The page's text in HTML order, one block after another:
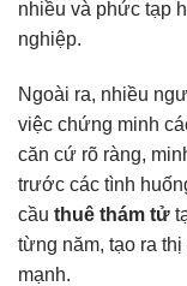
nhiều và phức tạp
nghiệp.
Ngoài ra, nhiều
việc chứng minh
căn cứ rõ ràng,
trước các tình
cầu thuê thám tử
từng năm, tạo ra
mạnh.